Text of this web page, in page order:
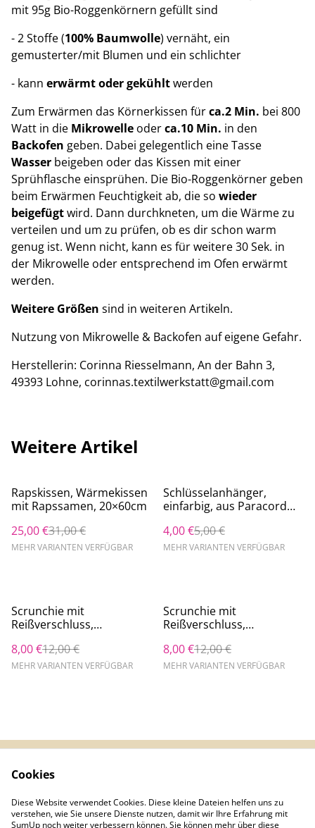
mit 95g Bio-Roggenkörnern gefüllt sind
- 2 Stoffe (100% Baumwolle) vernäht, ein
gemusterter/mit Blumen und ein schlichter
- kann erwärmt oder gekühltwerden
Zum Erwärmen das Körnerkissen fürca.2 Min. bei 800
Watt in die Mikrowelle oderca.10 Min. in den
Backofen geben. Dabei gelegentlich eine Tasse
Wasser beigeben oder das Kissen mit einer
Sprühflasche einsprühen. Die Bio-Roggenkörner geben
beim Erwärmen Feuchtigkeit ab, die so wieder
beigefügtwird. Dann durchkneten, um die Wärme zu
verteilen und um zu prüfen, ob es dir schon warm
genug ist. Wenn nicht, kann es für weitere 30 Sek. in
der Mikrowelle oder entsprechend im Ofen erwärmt
werden.
Weitere Größen sind in weiteren Artikeln.
Nutzung von Mikrowelle & Backofen auf eigene Gefahr.
Herstellerin: Corinna Riesselmann, An der Bahn 3,
49393 Lohne, corinnas.textilwerkstatt@gmail.com
Weitere Artikel
%
Rapskissen, Wärmekissen
mit Rapssamen, 20×60cm
25,00 €31,00 €
MEHR VARIANTEN VERFÜGBAR
%
Schlüsselanhänger,
einfarbig, aus Paracord
4,00 €5,00 €
MEHR VARIANTEN VERFÜGBAR
%
Scrunchie mit
Reißverschluss,
Zopfgummi, Platz für
Bargeld, Schlüssel, etc.
8,00 €12,00 €
MEHR VARIANTEN VERFÜGBAR
%
Scrunchie mit
Reißverschluss,
Zopfgummi, Platz für
Bargeld, Schlüssel, etc.
8,00 €12,00 €
MEHR VARIANTEN VERFÜGBAR
Kontaktieren Sie uns
Datenschutzbestimm
ungen von SumUp
Cookie-Richtlinie
Cookies
Diese Website verwendet Cookies. Diese kleine Dateien helfen uns zu
verstehen, wie Sie unsere Dienste nutzen, damit wir Ihre Erfahrung mit
SumUp noch weiter verbessern können. Sie können mehr über diese